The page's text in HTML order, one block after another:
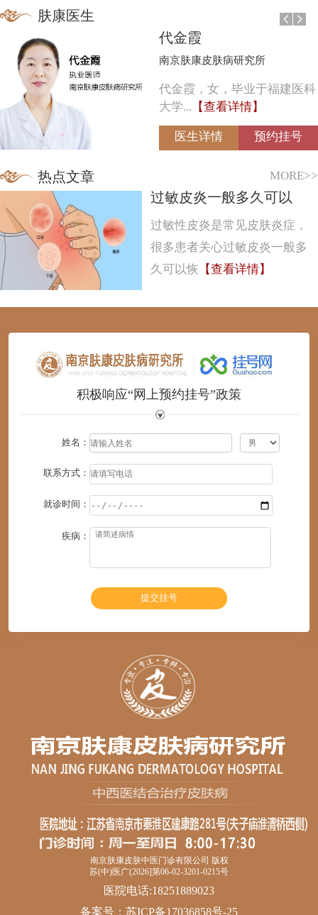
代金霞
南京肤康皮肤病研究所
代金霞，女，毕业于福建医科
大学... 【查看详情】
医生详情 预约挂号
肤康医生
热点文章 MORE>>
过敏皮炎一般多久可以
过敏性皮炎是常见皮肤炎症，
很多患者关心过敏皮炎一般多
久可以恢 【查看详情】
123456
积极响应“网上预约挂号”政策
姓名：
联系方式：
就诊时间：
疾病：
南京肤康皮肤中医门诊有限公司 版权
苏(中)医广(2026]第06-02-3201-0215号
医院电话:18251889023
备案号： 苏ICP备17036858号-25